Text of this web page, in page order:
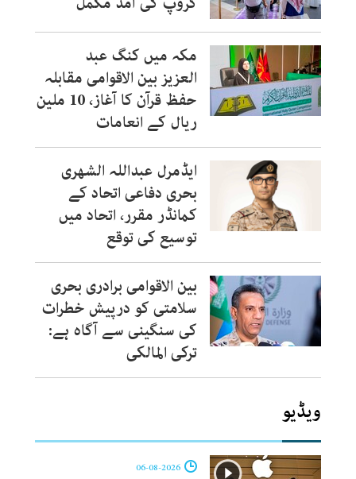
مکہ میں کنگ عبد
العزیز بین الاقوامی مقابلہ
حفظ قرآن کا آغاز، 10 ملین
ریال کے انعامات
ایڈمرل عبداللہ الشھری
بحری دفاعی اتحاد کے
کمانڈر مقرر، اتحاد میں
توسیع کی توقع
بین الاقوامی برادری بحری
سلامتی کو درپیش خطرات
کی سنگینی سے آگاہ ہے:
ترکی المالکی
ویڈیو